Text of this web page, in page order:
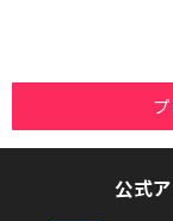
公式